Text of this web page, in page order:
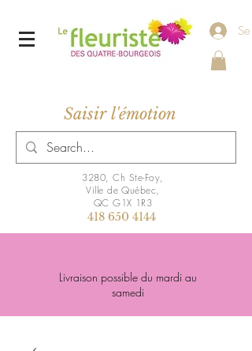
Saisir l'émotion
3280, Ch Ste-Foy,
Ville de Québec,
QC G1X 1R3
418 650 4144
Livraison possible du mardi au
samedi